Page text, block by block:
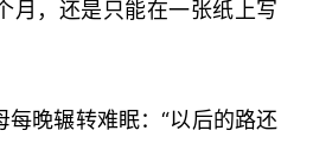
月，还是只能在一张纸上写
每晚辗转难眠：“以后的路还